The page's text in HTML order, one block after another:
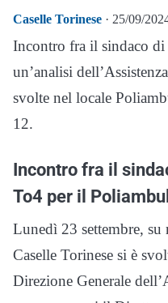
Caselle Torinese · 25/09/
Incontro fra il sindaco di
un’analisi
svolte nel locale
12.
Incontro fra il
To4 per il
Lunedì 23 settembre,
Caselle Torinese si è
Direzione Generale